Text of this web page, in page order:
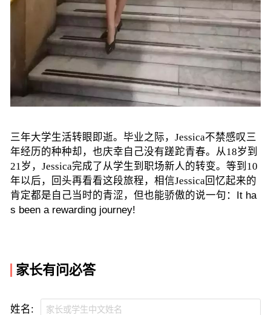
三年大学生活转眼即逝。毕业之际，Jessica不禁感叹三
年经历的种种却，也庆幸自己没有蹉跎青春。从18岁到
21岁，Jessica完成了从学生到职场新人的转变。等到10
年以后，回头再看看这段旅程，相信Jessica回忆起来的
肯定都是自己当时的青涩，但也能骄傲的说一句： It ha
s been a rewarding journey!
家长有问必答
姓名: